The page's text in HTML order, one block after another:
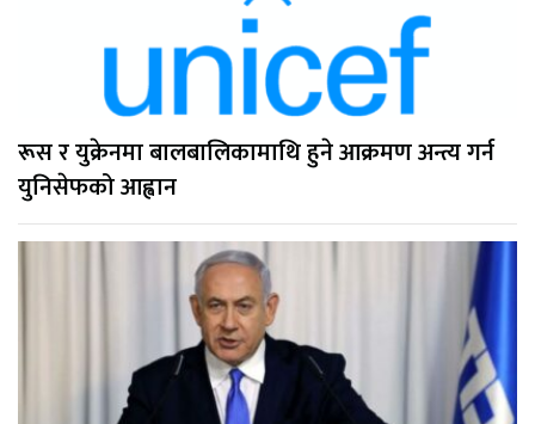
रूस र युक्रेनमा बालबालिकामाथि हुने आक्रमण अन्त्य गर्न
युनिसेफको आह्वान